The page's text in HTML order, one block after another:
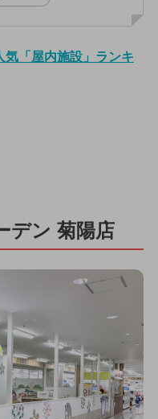
気「屋内施設」ランキ
デン 菊陽店